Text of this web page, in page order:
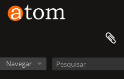
Navegar